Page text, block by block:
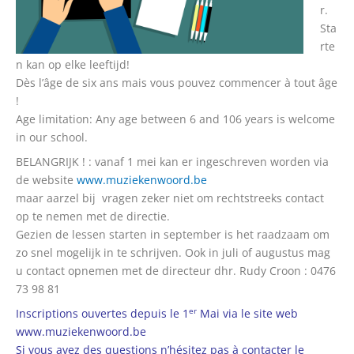
r.
Sta
rte
n kan op elke leeftijd!
Dès l’âge de six ans mais vous pouvez commencer à tout âge
!
Age limitation: Any age between 6 and 106 years is welcome
in our school.
BELANGRIJK ! : vanaf 1 mei kan er ingeschreven worden via
de website www.muziekenwoord.be
maar aarzel bij vragen zeker niet om rechtstreeks contact
op te nemen met de directie.
Gezien de lessen starten in september is het raadzaam om
zo snel mogelijk in te schrijven. Ook in juli of augustus mag
u contact opnemen met de directeur dhr. Rudy Croon : 0476
73 98 81
Inscriptions ouvertes depuis le 1 er Mai via le site web
www.muziekenwoord.be
Si vous avez des questions n’hésitez pas à contacter le